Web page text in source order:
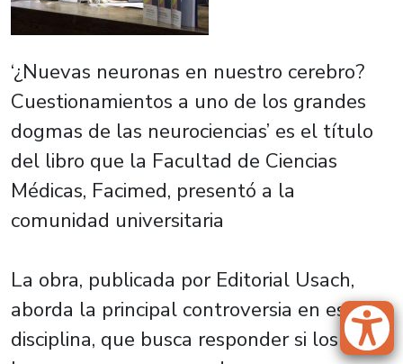
‘¿Nuevas neuronas en nuestro cerebro?
Cuestionamientos a uno de los grandes
dogmas de las neurociencias’ es el título
del libro que la Facultad de Ciencias
Médicas, Facimed, presentó a la
comunidad universitaria
La obra, publicada por Editorial Usach,
aborda la principal controversia en esta
disciplina, que busca responder si los seres